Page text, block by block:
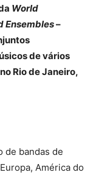
World
Ensembles–
de vários
Rio de Janeiro,
de bandas de
América do